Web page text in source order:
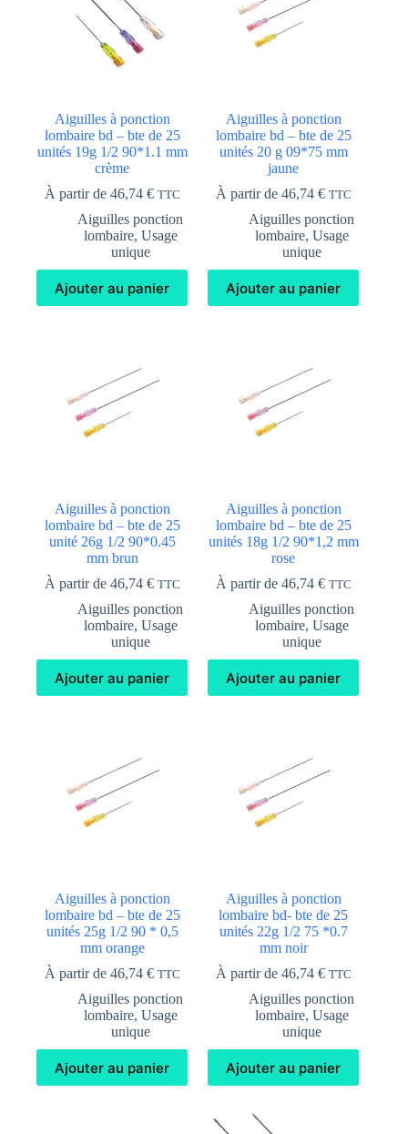
Aiguilles à ponction
lombaire bd – bte de 25
unités 19g 1/2 90*1.1 mm
crème
À partir de 46,74 € TTC
Aiguilles ponction
lombaire, Usage
unique
Ajouter au panier
Aiguilles à ponction
lombaire bd – bte de 25
unités 20 g 09*75 mm
jaune
À partir de 46,74 € TTC
Aiguilles ponction
lombaire, Usage
unique
Ajouter au panier
Aiguilles à ponction
lombaire bd – bte de 25
unité 26g 1/2 90*0.45
mm brun
À partir de 46,74 € TTC
Aiguilles ponction
lombaire, Usage
unique
Ajouter au panier
Aiguilles à ponction
lombaire bd – bte de 25
unités 18g 1/2 90*1,2 mm
rose
À partir de 46,74 € TTC
Aiguilles ponction
lombaire, Usage
unique
Ajouter au panier
Aiguilles à ponction
lombaire bd – bte de 25
unités 25g 1/2 90 * 0,5
mm orange
À partir de 46,74 € TTC
Aiguilles ponction
lombaire, Usage
unique
Ajouter au panier
Aiguilles à ponction
lombaire bd- bte de 25
unités 22g 1/2 75 *0.7
mm noir
À partir de 46,74 € TTC
Aiguilles ponction
lombaire, Usage
unique
Ajouter au panier